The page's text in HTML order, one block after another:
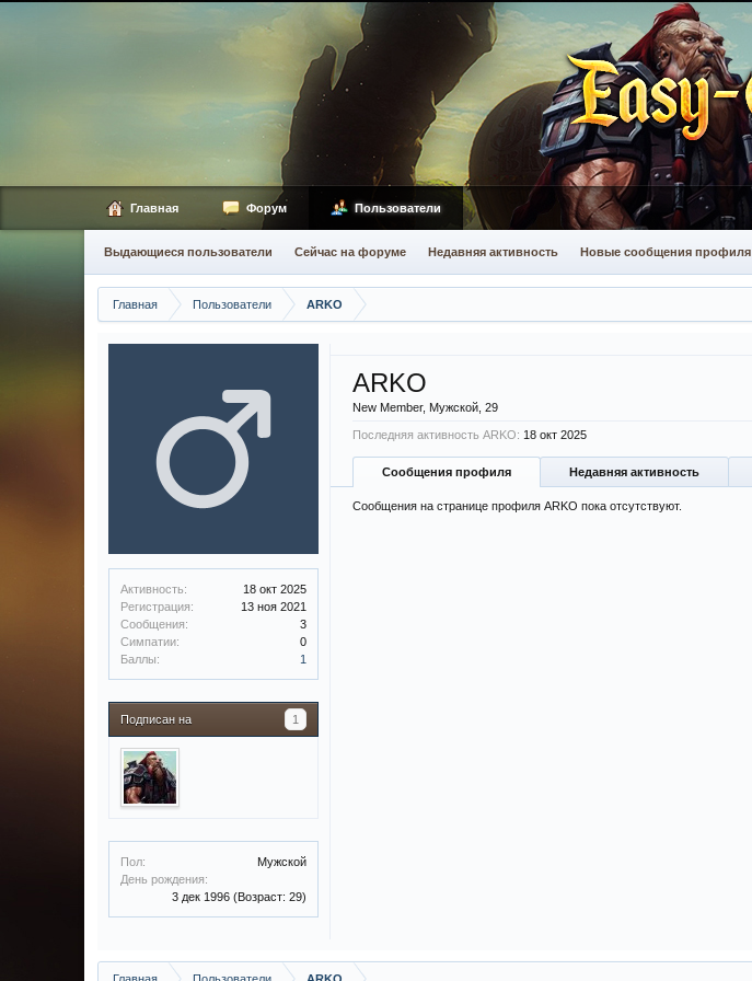
Главная Пользователи ARKO
Активность:
18 окт 2025
Регистрация:
13 ноя 2021
Сообщения:
3
Симпатии:
0
Баллы:
1
Подписан на 1
Пол:
Мужской
День рождения:
3 дек 1996 (Возраст: 29)
ARKO
New Member, Мужской, 29
Последняя активность ARKO: 18 окт 2025
Сообщения профиля Недавняя активность
Сообщения на странице профиля ARKO пока отсутствуют.
Главная Форум Пользователи
Выдающиеся пользователи Сейчас на форуме Недавняя активность Новые сообщения профиля